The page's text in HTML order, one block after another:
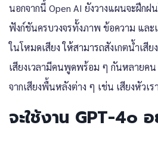
นอกจากนี้ Open AI ยังวางแผนจะฝึกฝ
ฟังก์ชันครบวงจรทั้งภาพ ข้อความ และ
ในโหมดเสียง ให้สามารถสังเกตน้ำเสี
เสียงเวลามีคนพูดพร้อม ๆ กันหลายค
จากเสียงพื้นหลังต่าง ๆ เช่น เสียงหัวเร
จะใช้งาน GPT-4o อ